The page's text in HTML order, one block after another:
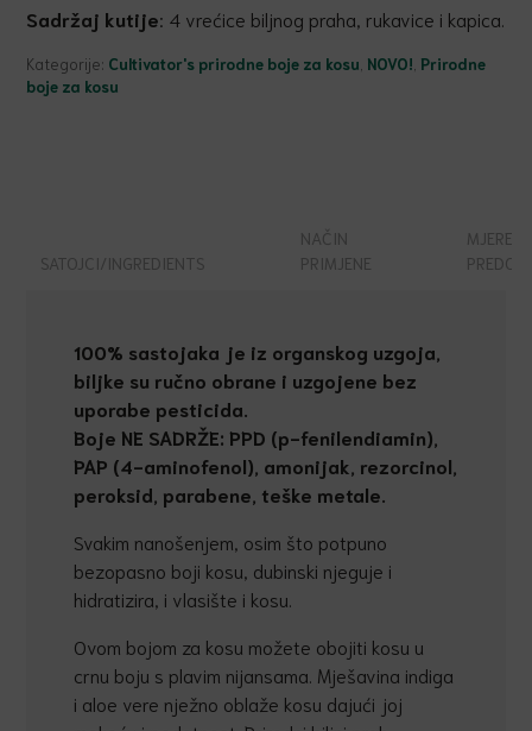
Sadržaj kutije: 4 vrećice biljnog praha, rukavice i kapica.
Kategorije: Cultivator's prirodne boje za kosu NOVO! Prirodne
boje za kosu
SATOJCI/INGREDIENTS
NAČIN
PRIMJENE
MJERE
100% sastojaka je iz organskog uzgoja,
biljke su ručno obrane i uzgojene bez
uporabe pesticida.
Boje NE SADRŽE: PPD (p-fenilendiamin),
PAP (4-aminofenol), amonijak, rezorcinol,
peroksid, parabene, teške metale.
Svakim nanošenjem, osim što potpuno
bezopasno boji kosu, dubinski njeguje i
hidratizira, i vlasište i kosu.
Ovom bojom za kosu možete obojiti kosu u
crnu boju s plavim nijansama. Mješavina indiga
i aloe vere nježno oblaže kosu dajući joj